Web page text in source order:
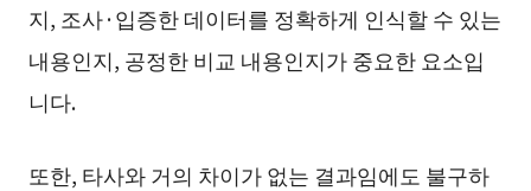
지, 조사·입증한 데이터를 정확하게 인식할 수 있는
내용인지, 공정한 비교 내용인지가 중요한 요소입
니다.
또한, 타사와 거의 차이가 없는 결과임에도 불구하